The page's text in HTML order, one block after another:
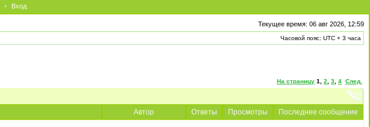
• Вход
Текущее время: 06 авг 2026, 12:59
Часовой пояс: UTC + 3 часа
На страницу 1 2 3 4 След.
Автор Ответы Просмотры Последнее сообщение